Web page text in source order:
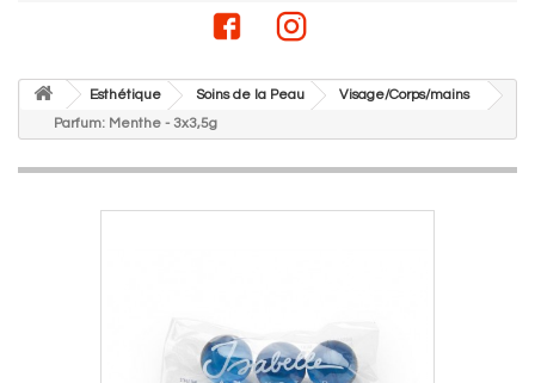
Esthétique Soins de la Peau
Visage/Corps/mains
Parfum: Menthe - 3x3,5g